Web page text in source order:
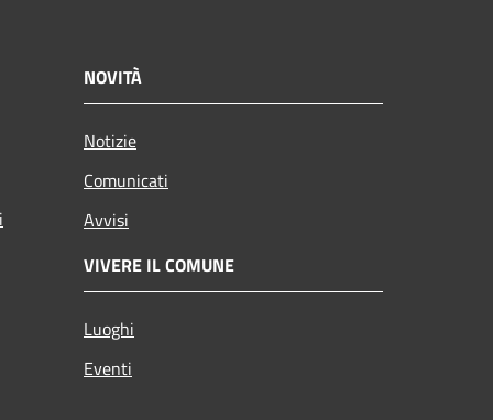
NOVITÀ
Notizie
Comunicati
Avvisi
VIVERE IL COMUNE
Luoghi
Eventi